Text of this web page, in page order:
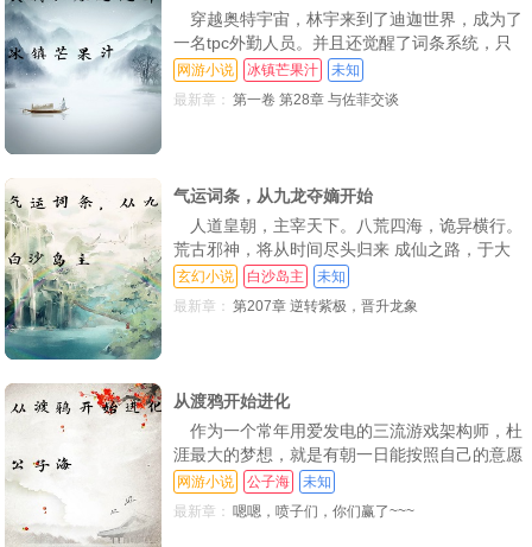
第33章 堵截 第34章 东海龙宫？ 第35章 如意金箍棒
第36章 如意飞刀 第37章 初见妖王 第38章 神出鬼没
第39章 神秘洞天 第40章 逼格拉满 第41章 不要被打死
第42章 白狐伏肩
第45章 鹏魔王，败！
第48章 魔种之变 第49章 炼化 第50章 玄仙之境
第51章 切磋，胜负 第52章 双生子
第54章 黑白无常 第55章 大闹地府？？？？ 第56章 上天做官？
第57章 初遇铁扇
第60章 万古天骄 第61章 十强武道
第63章 轰然炸裂 第64章 牛魔机缘 第65章 回归
第66章 画中男子 第67章 疯狂掠夺
第69章 无双神钳 第70章 斩杀深海妖王
穿越奥特宇宙，林宇来到了迪迦世界，成为了
一名tpc外勤人员。并且还觉醒了词条系统，只
要生命体死亡就可以获得他们词条迪迦；希望之
光（sss、格斗天才（ss、天命之子（ss…赛
网游小说 冰镇芒果汁
未知
最新章： 第一卷 第28章 与佐菲交谈
气运词条，从九龙夺嫡开始
人道皇朝，主宰天下。八荒四海，诡异横行。
荒古邪神，将从时间尽头归来 成仙之路，于大
罗之门中开启。大乾王朝立国五千年，积弊甚
重。外有北蛮扣关，内有九龙夺嫡 朝中局势，
云波诡谲，万马齐喑。方恒，平平无奇的九皇
【霸王圣体【肉
玄幻小说 白沙岛主
未知
最新章： 第207章 逆转紫极，晋升龙象
从渡鸦开始进化
作为一个常年用爱发电的三流游戏架构师，杜
涯最大的梦想，就是有朝一日能按照自己的意愿
来独立自主的设计一款游戏，只可惜一直没有这
种机会，直到…他家拆迁了【无限进化，正是杜
网游小说 公子海
未知
最新章： 嗯嗯，喷子们，你们赢了~~~